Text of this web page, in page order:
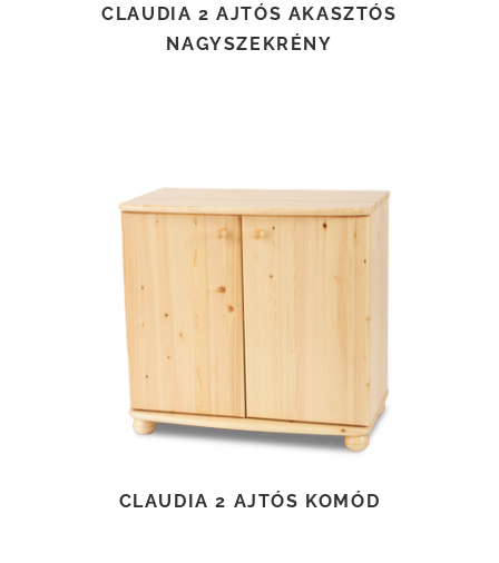
CLAUDIA 2 AJTÓS AKASZTÓS
NAGYSZEKRÉNY
TOVÁBB OLVASOM
CLAUDIA 2 AJTÓS KOMÓD